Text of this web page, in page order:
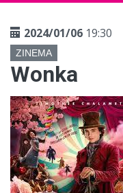
2024/01/06 19:30
ZINEMA
Wonka